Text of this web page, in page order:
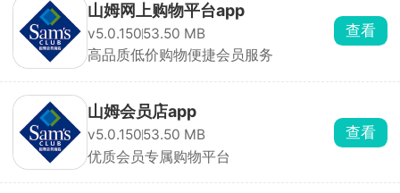
山姆网上购物平台app
v5.0.15053.50 MB
高品质低价购物便捷会员服务
查看
山姆会员店app
v5.0.15053.50 MB
优质会员专属购物平台
查看